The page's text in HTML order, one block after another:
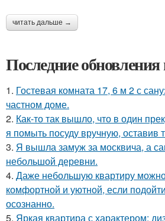
читать дальше →
Последние обновления
1. Гостевая комната 17, 6 м 2 с
частном доме.
2. Как-то так вышло, что в один
я помыть посуду вручную, оставив
3. Я вышла замуж за москвича, а
небольшой деревни.
4. Даже небольшую квартиру
комфортной и уютной, если
осознанно.
5. Яркая квартира с характером: